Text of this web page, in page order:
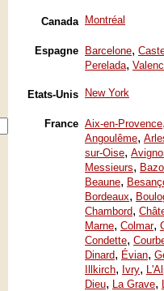
Canada Montréal
Espagne Barcelone,
Perelada,
Etats-Unis New York
France Aix-en-Provence
Angoulême,
sur-Oise,
Messieurs,
Beaune,
Bordeaux,
Chambord,
Marne, Colmar,
Condette,
Dinard, Évian,
Illkirch, Ivry,
Dieu, La Grave,